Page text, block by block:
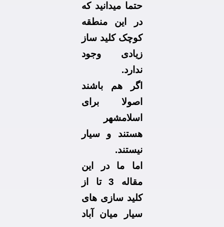
حتما میدانید که
در این منطقه
کوچک کلید ساز
زیادی وجود
ندارد.
اگر هم باشند
اصولا برای
اسلامشهر
هستند و سیار
نیستند.
اما ما در این
مقاله 3 تا از
کلید سازی های
سیار میان آباد